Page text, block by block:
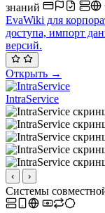
знаний
EvaWiki для
доступа, импорт
версий.
Открыть →
IntraService
‹ ›
Системы